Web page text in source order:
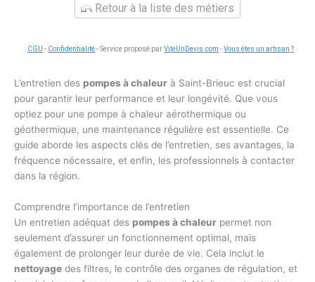
Retour à la liste des métiers
CGU - Confidentialité- Service proposé parViteUnDevis.com -Vous êtes un artisan ?
L’entretien des pompes à chaleur à Saint-Brieuc est crucial
pour garantir leur performance et leur longévité. Que vous
optiez pour une pompe à chaleur aérothermique ou
géothermique, une maintenance régulière est essentielle. Ce
guide aborde les aspects clés de l’entretien, ses avantages, la
fréquence nécessaire, et enfin, les professionnels à contacter
dans la région.
Comprendre l’importance de l’entretien
Un entretien adéquat des pompes à chaleur permet non
seulement d’assurer un fonctionnement optimal, mais
également de prolonger leur durée de vie. Cela inclut le
nettoyage des filtres, le contrôle des organes de régulation, et